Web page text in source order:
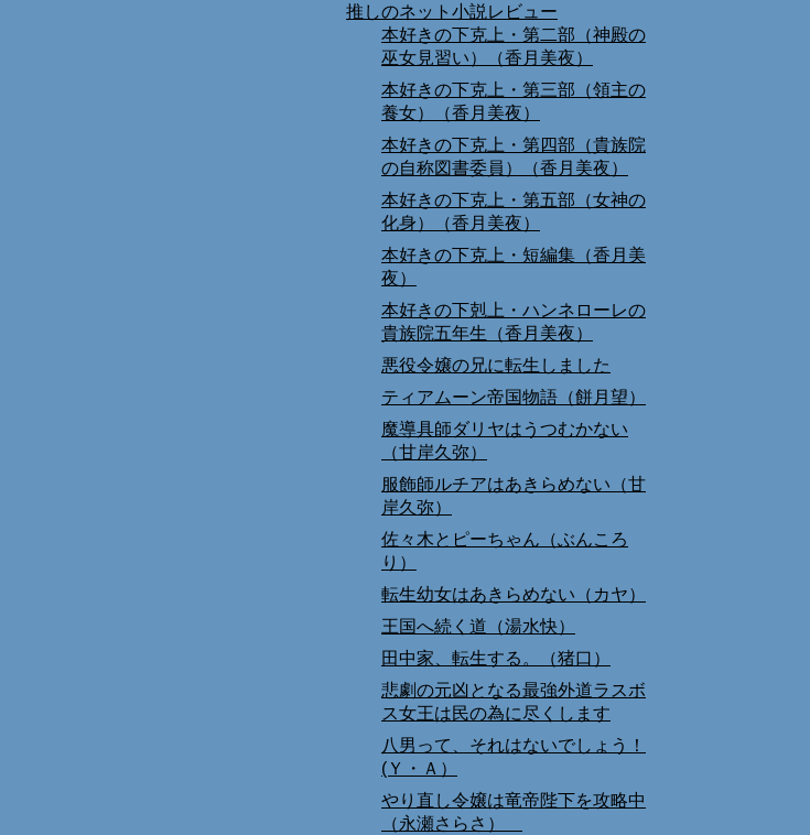
推しのネット小説レビュー
本好きの下克上・第二部（神殿の
巫女見習い）（香月美夜）
本好きの下克上・第三部（領主の
養女）（香月美夜）
本好きの下克上・第四部（貴族院
の自称図書委員）（香月美夜）
本好きの下克上・第五部（女神の
化身）（香月美夜）
本好きの下克上・短編集（香月美
夜）
本好きの下剋上・ハンネローレの
貴族院五年生（香月美夜）
悪役令嬢の兄に転生しました
ティアムーン帝国物語（餅月望）
魔導具師ダリヤはうつむかない
（甘岸久弥）
服飾師ルチアはあきらめない（甘
岸久弥）
佐々木とピーちゃん（ぶんころ
り）
転生幼女はあきらめない（カヤ）
王国へ続く道（湯水快）
田中家、転生する。（猪口）
悲劇の元凶となる最強外道ラスボ
ス女王は民の為に尽くします
八男って、それはないでしょう！
(Ｙ・Ａ）
やり直し令嬢は竜帝陛下を攻略中
（永瀬さらさ）